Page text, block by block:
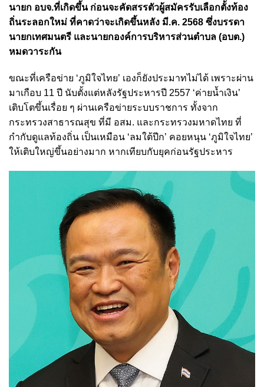
นายก อบจ.ที่เกิดขึ้น ก่อนจะคัดสรรตัวผู้สมัครรับเลือกตั้งท้อง
ถิ่นระลอกใหม่ ที่คาดว่าจะเกิดขึ้นหลัง มี.ค. 2568 ซึ่งบรรดา
นายกเทศมนตรี และนายกองค์การบริหารส่วนตำบล (อบต.)
หมดวาระกัน
ขณะที่เครือข่าย ‘ภูมิใจไทย’ เองก็ยังประมาทไม่ได้ เพราะผ่าน
มาเกือบ 11 ปี นับตั้งแต่หลังรัฐประหารปี 2557 ‘ค่ายน้ำเงิน’
เติบโตขึ้นเรื่อย ๆ ผ่านเครือข่ายระบบราชการ ทั้งจาก
กระทรวงสาธารณสุข ที่มี อสม. และกระทรวงมหาดไทย ที่
กำกับดูแลท้องถิ่น เป็นเหมือน ‘ลมใต้ปีก’ คอยหนุน ‘ภูมิใจไทย’
ให้เติบใหญ่ขึ้นอย่างมาก หากเทียบกับยุคก่อนรัฐประหาร